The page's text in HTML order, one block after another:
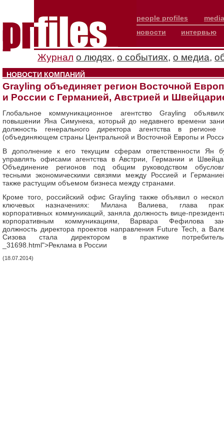
people profiles
новости
интервью
Журнал о людях, о событиях, о медиа,
НОВОСТИ КОМПАНИЙ
Grayling объединяет регион Восточной
и России с Германией, Австрией и
Глобальное коммуникационное агентство Grayling
повышении Яна Симунека, который до недавнего времени
должность генерального директора агентства в регионе
(объединяющем страны Центральной и Восточной Европы и
В дополнение к его текущим сферам ответственности Ян
управлять офисами агентства в Австрии, Германии и
Объединение регионов под общим руководством
тесными экономическими связями между Россией и
также растущим объемом бизнеса между странами.
Кроме того, российский офис Grayling также объявил о
ключевых назначениях: Милана Валиева, глава
корпоративных коммуникаций, заняла должность вице-
корпоративным коммуникациям, Варвара Фефилова
должность директора проектов направления Future Tech, а
Сизова стала директором в практике
_31698.html">Реклама в России
(18.07.2014)